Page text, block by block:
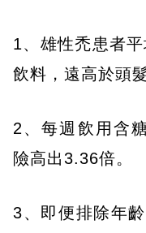
1、雄性禿患者
飲料，遠高於頭
2、每週飲用含
險高出3.36倍。
3、即便排除年